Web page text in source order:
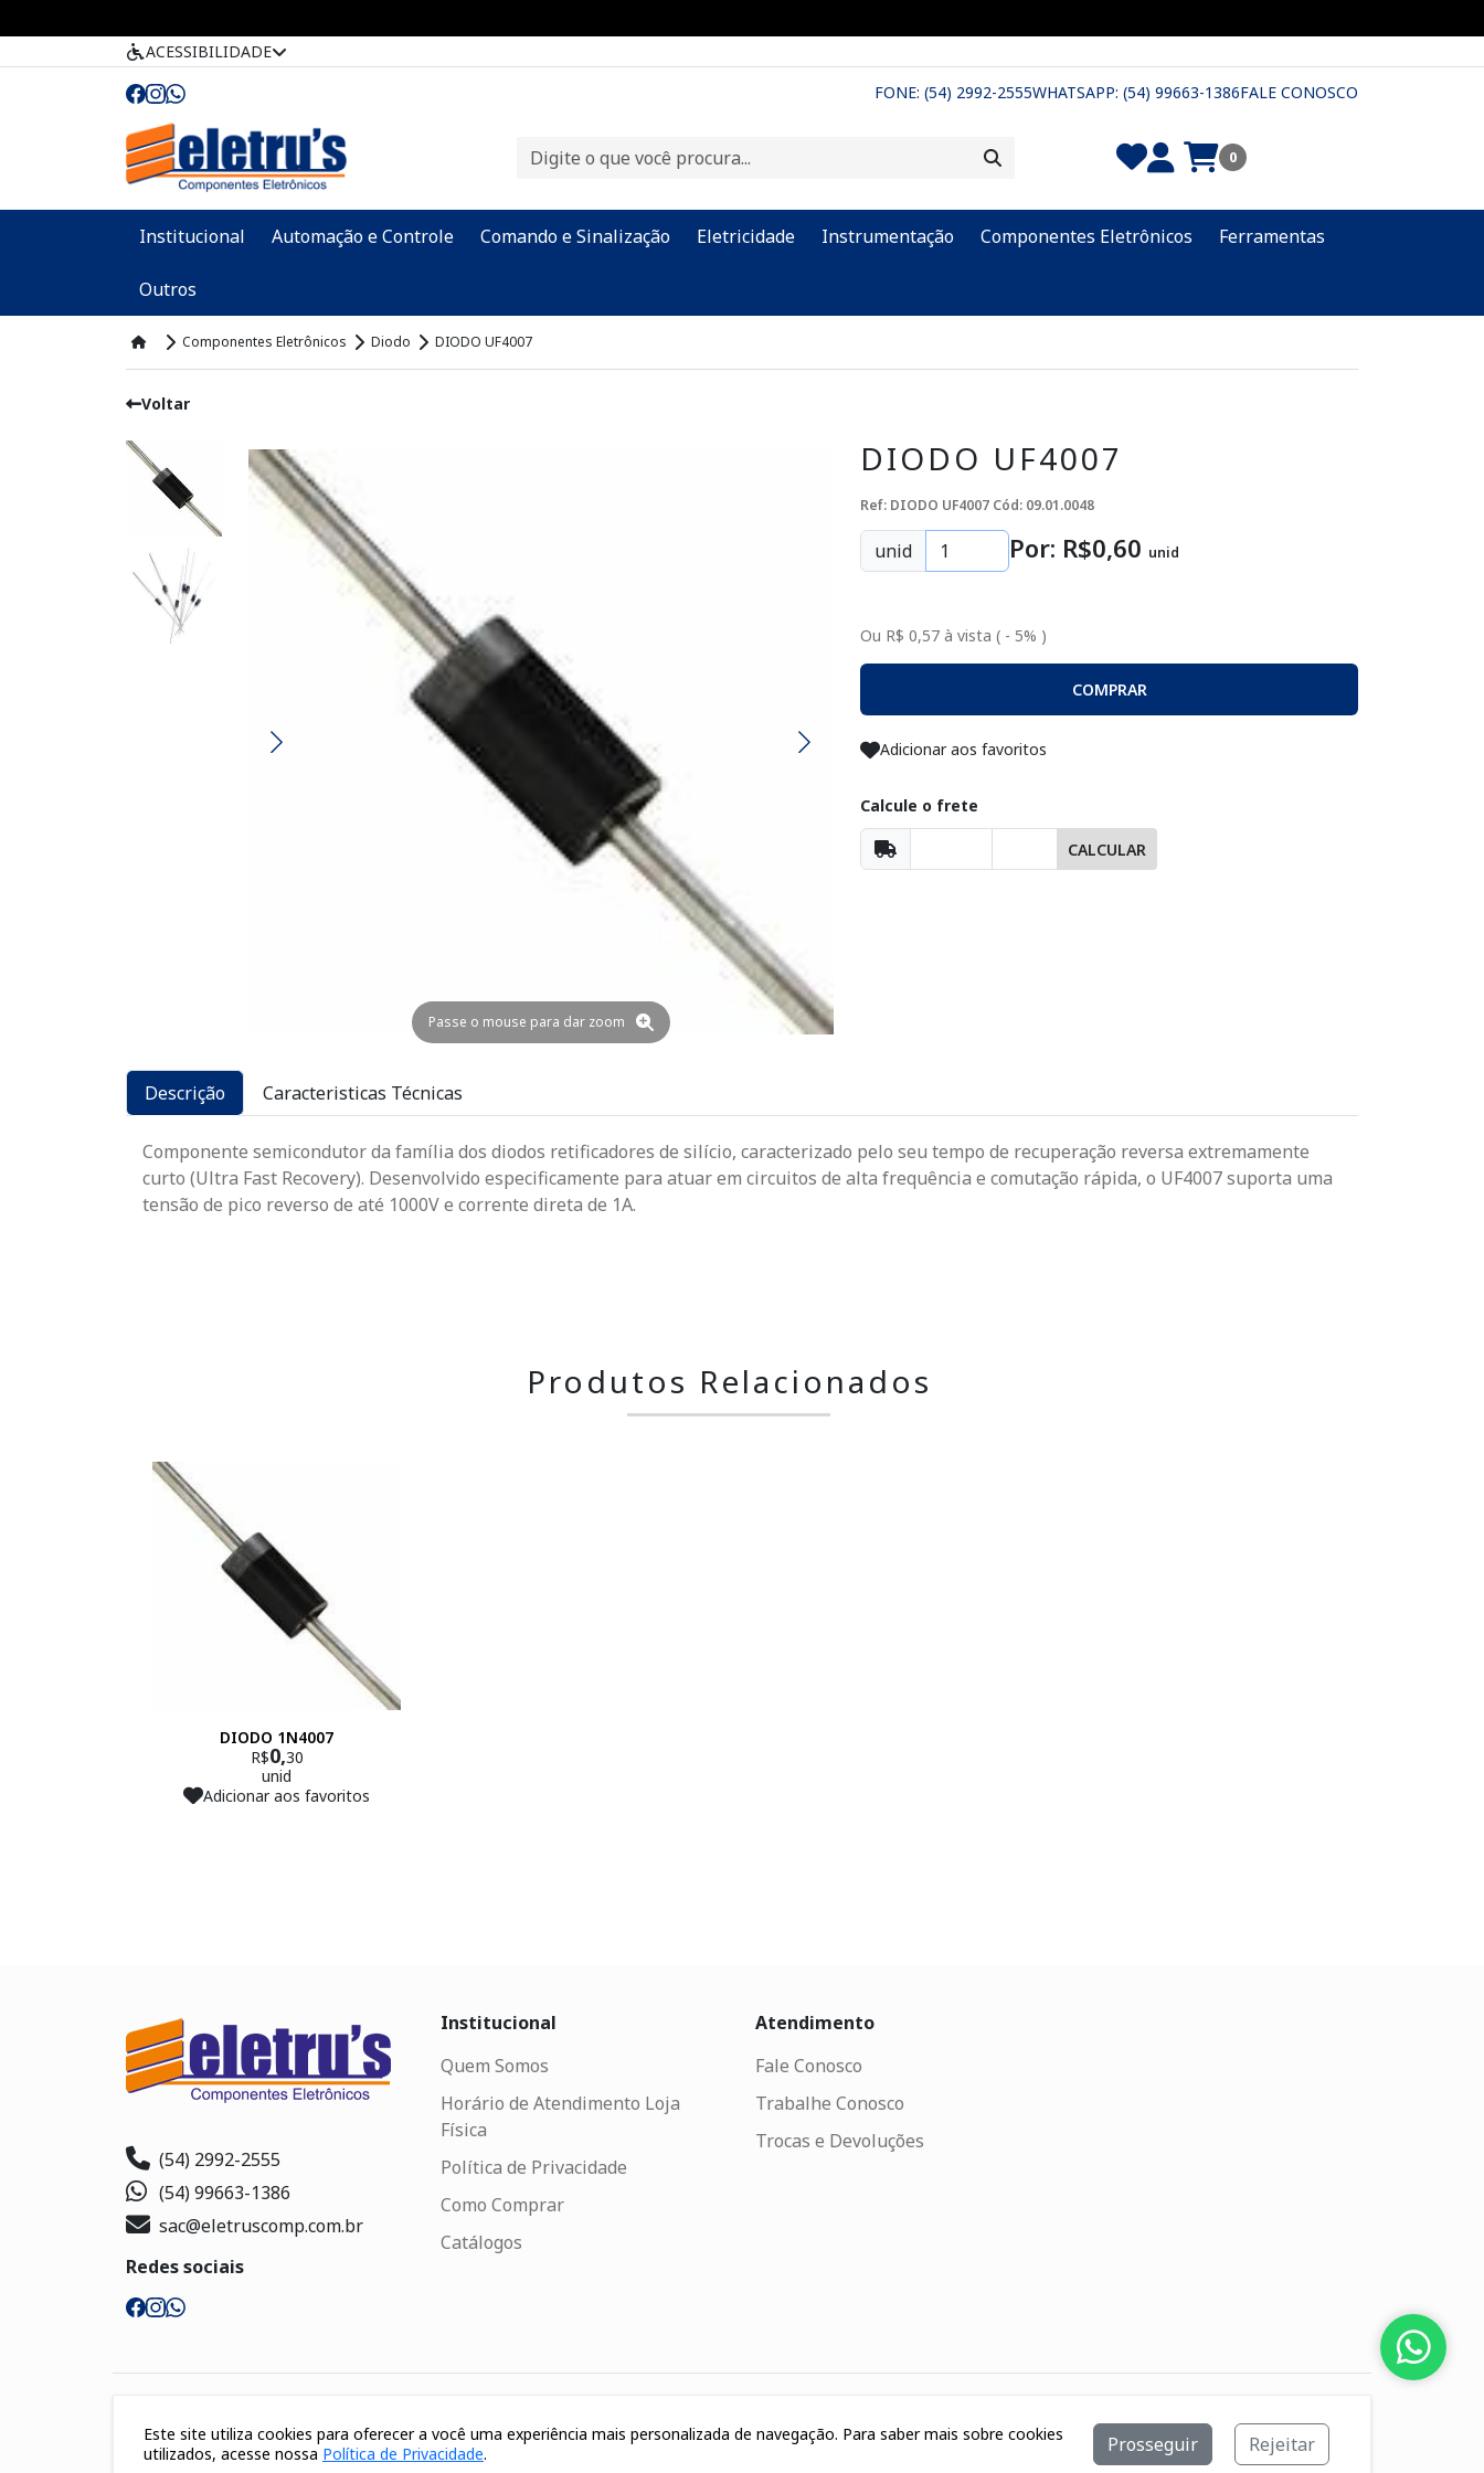
ACESSIBILIDADE
FONE: (54) 2992-2555WHATSAPP: (54) 99663-1386FALE CONOSCO
0
Institucional Automação e Controle Comando e Sinalização Eletricidade Instrumentação Componentes Eletrônicos Ferramentas
Outros
Componentes Eletrônicos Diodo DIODO UF4007
Voltar
Passe o mouse para dar zoom
DIODO UF4007
Ref: DIODO UF4007 Cód: 09.01.0048
unid Por: R$0,60 unid
Ou R$ 0,57 à vista ( - 5% )
COMPRAR
Adicionar aos favoritos
Calcule o frete
CALCULAR
Descrição Caracteristicas Técnicas
Componente semicondutor da família dos diodos retificadores de silício, caracterizado pelo seu tempo de recuperação reversa extremamente
curto (Ultra Fast Recovery). Desenvolvido especificamente para atuar em circuitos de alta frequência e comutação rápida, o UF4007 suporta uma
tensão de pico reverso de até 1000V e corrente direta de 1A.
Produtos Relacionados
DIODO 1N4007
R$0,30
unid
Adicionar aos favoritos
(54) 2992-2555
(54) 99663-1386
sac@eletruscomp.com.br
Redes sociais
Institucional
Quem Somos
Horário de Atendimento Loja
Física
Política de Privacidade
Como Comprar
Catálogos
Atendimento
Fale Conosco
Trabalhe Conosco
Trocas e Devoluções
Segurança
Este site utiliza cookies para oferecer a você uma experiência mais personalizada de navegação. Para saber mais sobre cookies
utilizados, acesse nossa Política de Privacidade. Prosseguir Rejeitar